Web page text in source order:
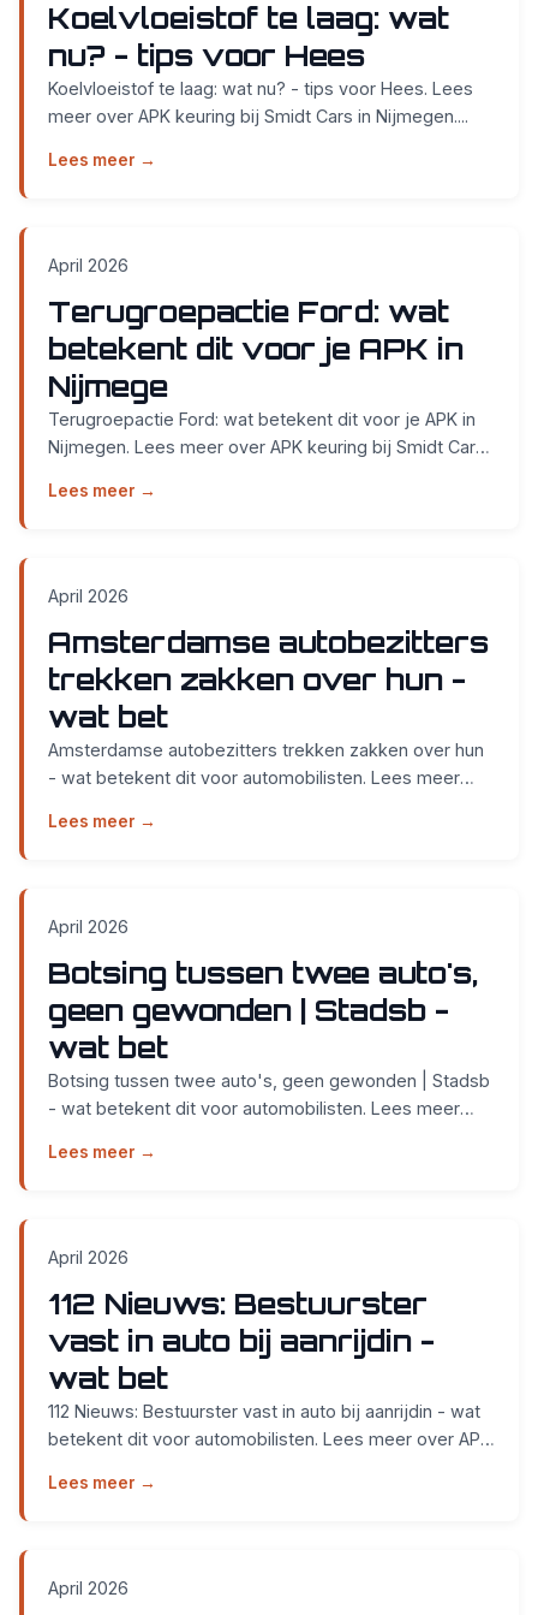
Koelvloeistof te laag: wat
nu? - tips voor Hees
Koelvloeistof te laag: wat nu? - tips voor Hees. Lees
meer over APK keuring bij Smidt Cars in Nijmegen....
Lees meer →
April 2026
Terugroepactie Ford: wat
betekent dit voor je APK in
Nijmege
Terugroepactie Ford: wat betekent dit voor je APK in
Nijmegen. Lees meer over APK keuring bij Smidt Cars
Lees meer →
April 2026
Amsterdamse autobezitters
trekken zakken over hun -
wat bet
Amsterdamse autobezitters trekken zakken over hun
- wat betekent dit voor automobilisten. Lees meer
Lees meer →
April 2026
Botsing tussen twee auto's,
geen gewonden | Stadsb -
wat bet
Botsing tussen twee auto's, geen gewonden | Stadsb
- wat betekent dit voor automobilisten. Lees meer
Lees meer →
April 2026
112 Nieuws: Bestuurster
vast in auto bij aanrijdin -
wat bet
112 Nieuws: Bestuurster vast in auto bij aanrijdin - wat
betekent dit voor automobilisten. Lees meer over APK
Lees meer →
April 2026